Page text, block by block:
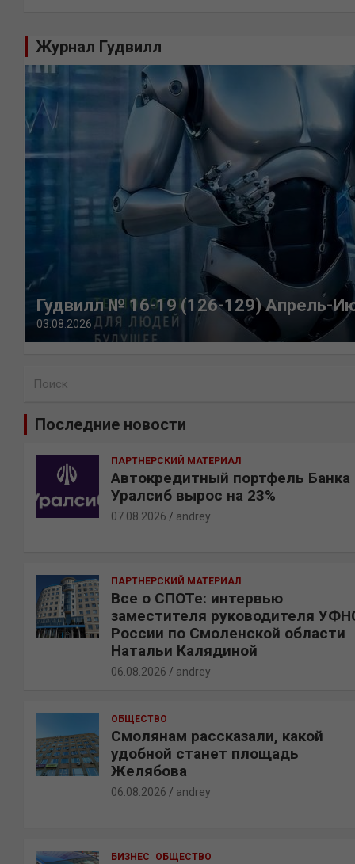
Журнал Гудвилл
Гудвилл № 16-19 (126-129) Апрель-
03.08.2026
Последние новости
ПАРТНЕРСКИЙ МАТЕРИАЛ
Автокредитный портфель Банка
Уралсиб вырос на 23%
07.08.2026 andrey
ПАРТНЕРСКИЙ МАТЕРИАЛ
Все о СПОТе: интервью
заместителя руководителя
России по Смоленской области
Натальи Калядиной
06.08.2026 andrey
ОБЩЕСТВО
Смолянам рассказали, какой
удобной станет площадь
Желябова
06.08.2026 andrey
БИЗНЕС ОБЩЕСТВО